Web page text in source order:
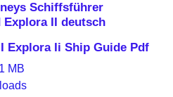
Schiffsführer
Explora II deutsch
Explora Ii Ship Guide Pdf
MB